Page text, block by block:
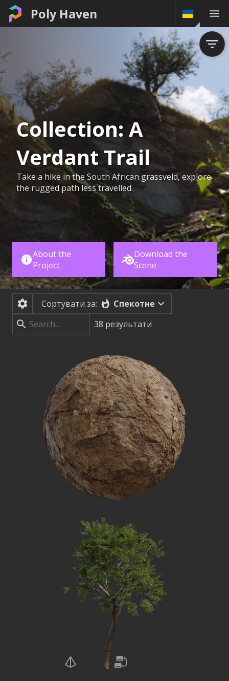
Poly Haven
Collection: A
Verdant Trail
Take a hike in the South African grassveld, explore
the rugged path less travelled.
About the
Project
Download the
Scene
Сортувати за:
Спекотне
38 результати